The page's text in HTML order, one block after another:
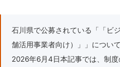
石川県で公募されている「「ビ
舗活用事業者向け）」」につい
2026年6月4日本記事では、制度